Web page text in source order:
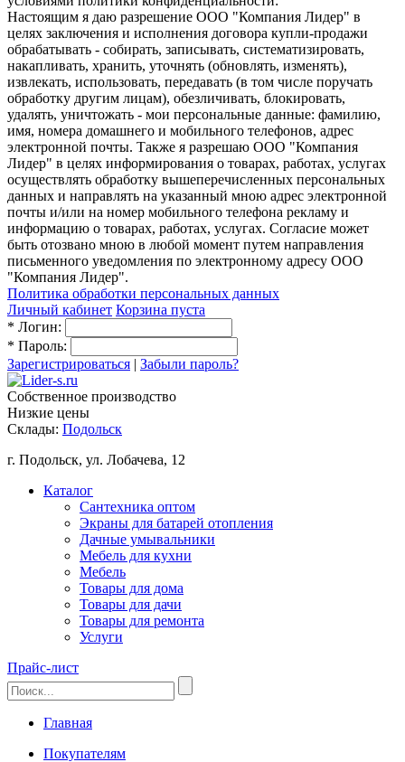
Настоящим я даю разрешение ООО "Компания Лидер" в
целях заключения и исполнения договора купли-продажи
обрабатывать - собирать, записывать, систематизировать,
накапливать, хранить, уточнять (обновлять, изменять),
извлекать, использовать, передавать (в том числе поручать
обработку другим лицам), обезличивать, блокировать,
удалять, уничтожать - мои персональные данные: фамилию,
имя, номера домашнего и мобильного телефонов, адрес
электронной почты. Также я разрешаю ООО "Компания
Лидер" в целях информирования о товарах, работах, услугах
осуществлять обработку вышеперечисленных персональных
данных и направлять на указанный мною адрес электронной
почты и/или на номер мобильного телефона рекламу и
информацию о товарах, работах, услугах. Согласие может
быть отозвано мною в любой момент путем направления
письменного уведомления по электронному адресу ООО
"Компания Лидер".
Политика обработки персональных данных
Личный кабинет Корзина пуста
* Логин:
* Пароль:
Зарегистрироваться | Забыли пароль?
Собственное производство
Низкие цены
Склады: Подольск
г. Подольск, ул. Лобачева, 12
Каталог
Сантехника оптом
Экраны для батарей отопления
Дачные умывальники
Мебель для кухни
Мебель
Товары для дома
Товары для дачи
Товары для ремонта
Услуги
Прайс-лист
Главная
Покупателям